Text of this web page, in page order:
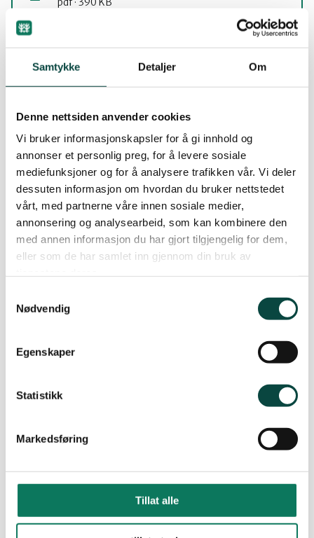
Samtykke Detaljer Om
Denne nettsiden anvender cookies
Vi bruker informasjonskapsler for å gi innhold og
annonser et personlig preg, for å levere sosiale
mediefunksjoner og for å analysere trafikken vår. Vi deler
dessuten informasjon om hvordan du bruker nettstedet
vårt, med partnerne våre innen sosiale medier,
annonsering og analysearbeid, som kan kombinere den
med annen informasjon du har gjort tilgjengelig for dem,
eller som de har samlet inn gjennom din bruk av
Nødvendig
Egenskaper
Statistikk
Markedsføring
Tillat alle
Vandrefalk-i-Buskerud-2016
pdf · 932 KB
pdf · 465 KB
pdf · 573 KB
Jaktfalk
pdf · 447 KB
Jaktfalk-i-Buskerud-2015-
pdf · 2 MB